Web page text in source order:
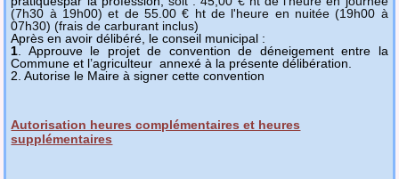
(7h30 à 19h00) et de 55.00 € ht de l'heure en nuitée (19h00 à
07h30) (frais de carburant inclus)
Après en avoir délibéré, le conseil municipal :
1 . Approuve le projet de convention de déneigement entre la
Commune et l’agriculteur annexé à la présente délibération.
2. Autorise le Maire à signer cette convention
Autorisation heures complémentaires et heures
supplémentaires